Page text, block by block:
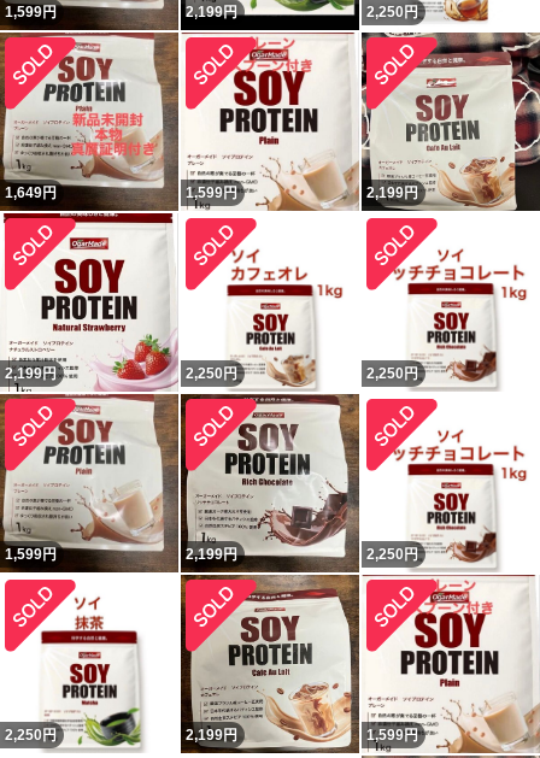
1,599円 2,199円 2,250 円
1,649円 1,599円 2,199円
2,199円 2,250 円 2,250 円
1,599円 2,199円 2,250 円
2,250 円 2,199円 1,599円